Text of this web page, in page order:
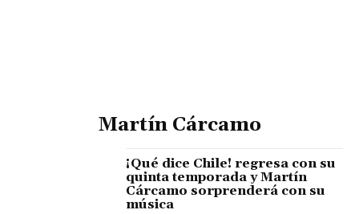
Martín Cárcamo
¡Qué dice Chile! regresa con su
quinta temporada y Martín
Cárcamo sorprenderá con su
música